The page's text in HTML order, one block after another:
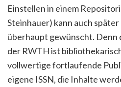
Einstellen in einem
Steinhauer) kann auch
überhaupt gewünscht. Denn
der RWTH ist
vollwertige fortlaufende
eigene ISSN, die Inhalte